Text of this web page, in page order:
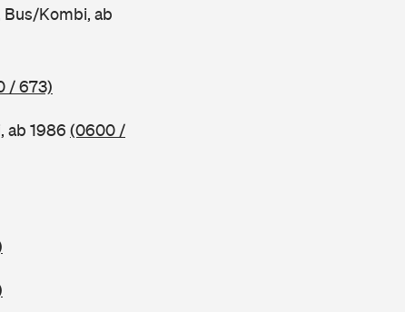
Bus/Kombi, ab
/ 673)
ab 1986 (0600 /